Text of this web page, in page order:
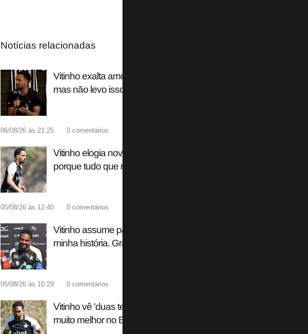
Notícias relacionadas
Vitinho exalta amor pelo Botafogo e gratidão pelos alvinegros:
mas não levo isso para o coração’
06/08/26 às 21:25 0 comentários
Vitinho elogia nova gestão: 'Sabemos um pouco do plano do
porque tudo que nos falam está acontecendo'
05/08/26 às 12:40 0 comentários
Vitinho assume papel de liderança e nega intenção de sair: 'O
minha história. Gratidão enorme'
05/08/26 às 10:29 0 comentários
Vitinho vê 'duas temporadas em uma' no Botafogo e admite: 'A
muito melhor no Brasileiro'